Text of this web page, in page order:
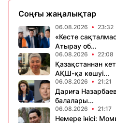
Соңғы жаңалықтар
06.08.2026 23:32
«Кесте
Атырау об...
06.08.2026 22:08
Қазақстаннан
АҚШ-қа көшуі...
06.08.2026 21:21
Дариға
балалары...
06.08.2026 21:17
Немере інісі: